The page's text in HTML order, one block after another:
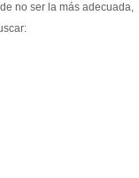
no ser la más adecuada,